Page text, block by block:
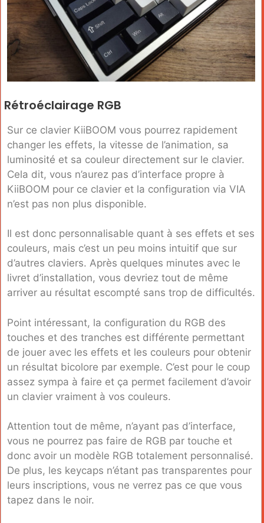
Rétroéclairage RGB
Sur ce clavier KiiBOOM vous pourrez rapidement
changer les effets, la vitesse de l’animation, sa
luminosité et sa couleur directement sur le clavier.
Cela dit, vous n’aurez pas d’interface propre à
KiiBOOM pour ce clavier et la configuration via VIA
n’est pas non plus disponible.
Il est donc personnalisable quant à ses effets et ses
couleurs, mais c’est un peu moins intuitif que sur
d’autres claviers. Après quelques minutes avec le
livret d’installation, vous devriez tout de même
arriver au résultat escompté sans trop de difficultés.
Point intéressant, la configuration du RGB des
touches et des tranches est différente permettant
de jouer avec les effets et les couleurs pour obtenir
un résultat bicolore par exemple. C’est pour le coup
assez sympa à faire et ça permet facilement d’avoir
un clavier vraiment à vos couleurs.
Attention tout de même, n’ayant pas d’interface,
vous ne pourrez pas faire de RGB par touche et
donc avoir un modèle RGB totalement personnalisé.
De plus, les keycaps n’étant pas transparentes pour
leurs inscriptions, vous ne verrez pas ce que vous
tapez dans le noir.